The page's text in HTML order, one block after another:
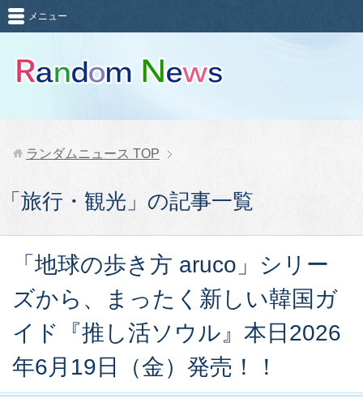
メニュー
ランダムニュース TOP
「旅行・観光」の記事一覧
「地球の歩き方 aruco」シリー
ズから、まったく新しい韓国ガ
イド『推し活ソウル』本日2026
年6月19日（金）発売！！